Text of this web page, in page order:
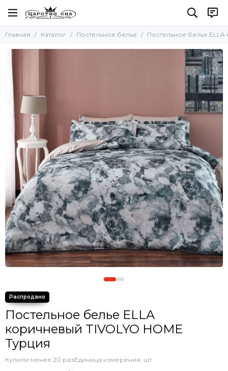
Постельное белье
Комплект с покрывалом
Комплект с одеялом
Простыни без резинки
Простыни на резинке
Простыни махровые
Пододеяльники
Наволочки
Комплект простыня и наволочки
Детское постельное белье
Главная Каталог Постельное белье Постельное белье ELLA
Постельное белье ELLA
коричневый TIVOLYO HOME
Турция
Купили менее 20 разЕдиница измерения: шт